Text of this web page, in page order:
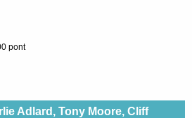
Adlard, Tony Moore, Cliff